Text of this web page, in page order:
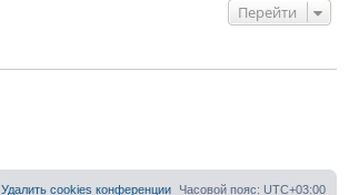
Перейти
Часовой пояс: UTC+03:00
Удалить cookies конференции